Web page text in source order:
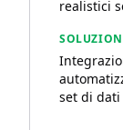
realistici
set di